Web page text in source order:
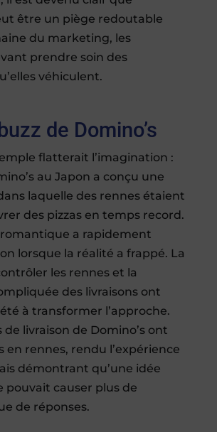
être un piège redoutable
du marketing, les
prendre soin des
véhiculent.
de Domino’s
flatterait l’imagination :
au Japon a conçu une
laquelle des rennes étaient
des pizzas en temps record.
romantique a rapidement
lorsque la réalité a frappé. La
les rennes et la
des livraisons ont
à transformer l’approche.
de livraison de Domino’s ont
en rennes, rendu l’expérience
démontrant qu’une idée
pouvait causer plus de
de réponses.